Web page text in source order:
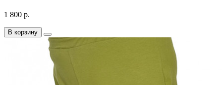
1 800 р.
В корзину